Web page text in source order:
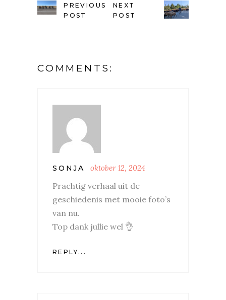
PREVIOUS
POST
NEXT
POST
COMMENTS:
SONJA oktober 12, 2024
Prachtig verhaal uit de
geschiedenis met mooie foto’s
van nu.
Top dank jullie wel 👌
REPLY...